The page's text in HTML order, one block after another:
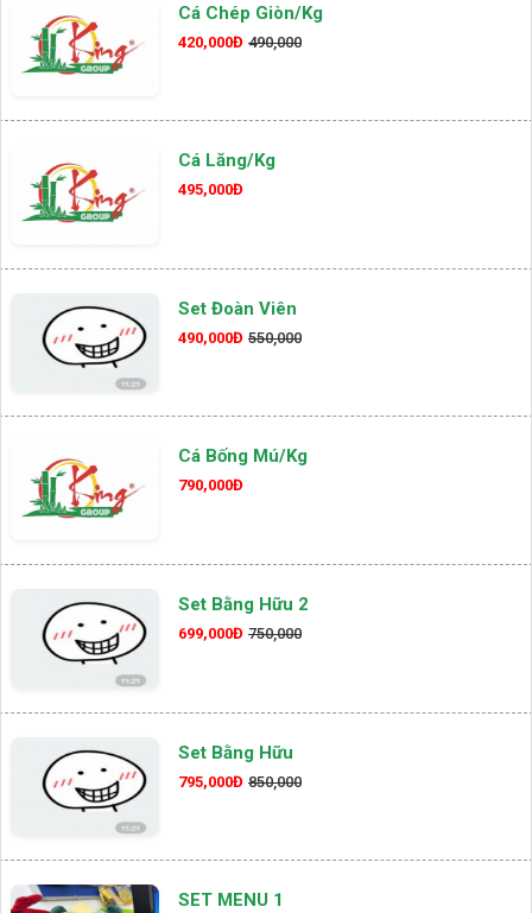
Cá Chép Giòn/kg
420,000Đ 490,000
Cá Lăng/kg
495,000Đ
Set Đoàn Viên
490,000Đ 550,000
Cá Bống Mú/kg
790,000Đ
Set Bằng Hữu 2
699,000Đ 750,000
Set Bằng Hữu
795,000Đ 850,000
SET MENU 1